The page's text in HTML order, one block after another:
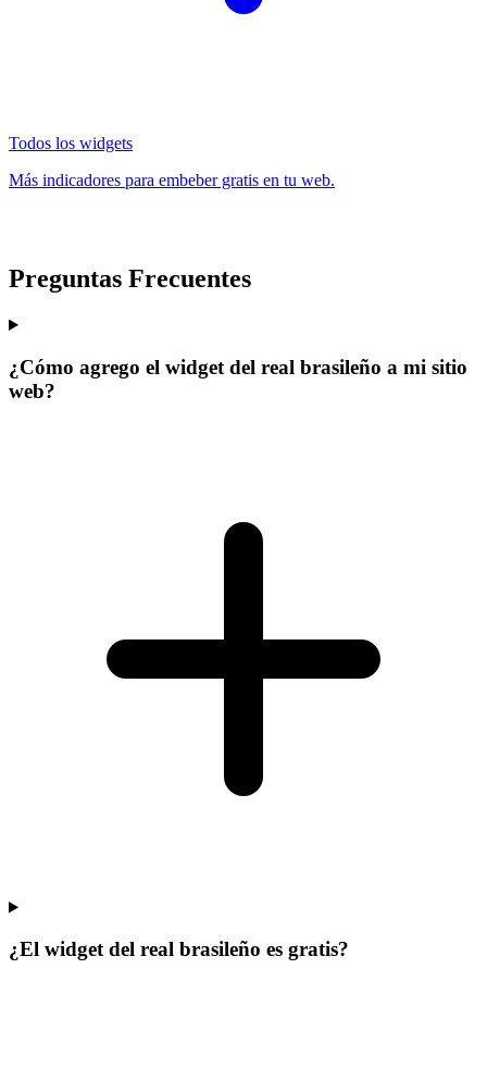
Todos los widgets
Más indicadores para embeber gratis en tu web.
Preguntas Frecuentes
¿Cómo agrego el widget del real brasileño a mi sitio
web?
¿El widget del real brasileño es gratis?